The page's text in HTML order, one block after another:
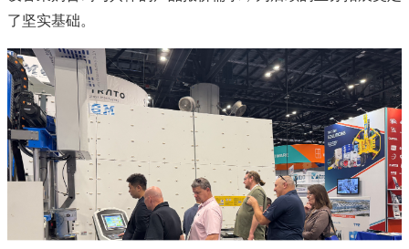
了坚实基础。